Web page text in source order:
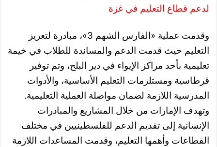
لدعم قطاع التعليم في غزة
وقدمت عملية «الفارس الشهم 3»، مبادرة لتعزيز
التعليم حيث قدمت الدعم والمساندة للطلاب في خيمة
تعليمية بأحد مراكز الإيواء في دير البلح، وتم توفير
قرطاسية ومستلزمات التعليم الأساسية، والأدوات
المدرسية اللازمة لضمان مواصلة العملية التعليمية.
وتهدف الإمارات من خلال المشاريع والمبادرات
الإنسانية إلى تقديم الدعم للفلسطينيين في مختلف
القطاعات وأهمها التعليم، وقدمت المساعدات اللازمة